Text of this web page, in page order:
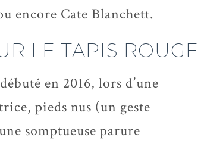
encore Cate Blanchett.
LE TAPIS ROUGE
en 2016, lors d’une
pieds nus (un geste
somptueuse parure